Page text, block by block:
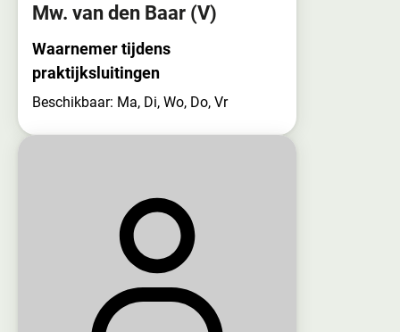
Mw. van den Baar (V)
Waarnemer tijdens
praktijksluitingen
Beschikbaar: Ma, Di, Wo, Do, Vr